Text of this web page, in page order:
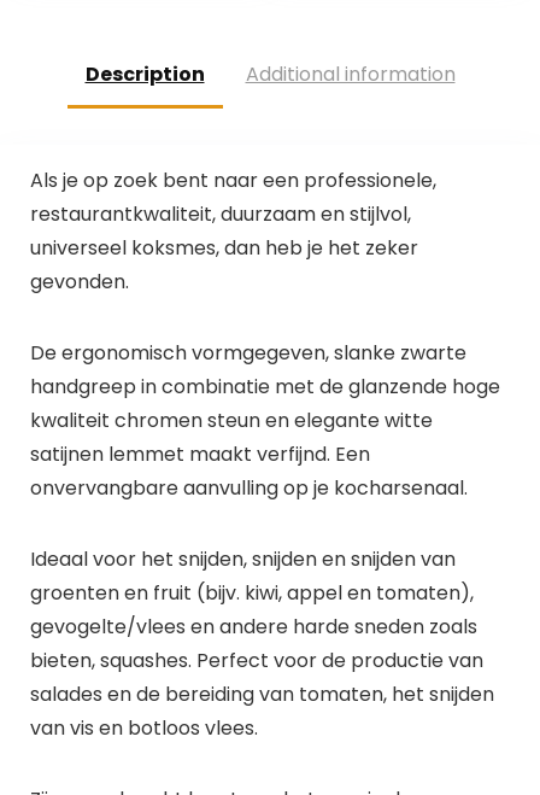
Description Additional information
Als je op zoek bent naar een professionele,
restaurantkwaliteit, duurzaam en stijlvol,
universeel koksmes, dan heb je het zeker
gevonden.
De ergonomisch vormgegeven, slanke zwarte
handgreep in combinatie met de glanzende hoge
kwaliteit chromen steun en elegante witte
satijnen lemmet maakt verfijnd. Een
onvervangbare aanvulling op je kocharsenaal.
Ideaal voor het snijden, snijden en snijden van
groenten en fruit (bijv. kiwi, appel en tomaten),
gevogelte/vlees en andere harde sneden zoals
bieten, squashes. Perfect voor de productie van
salades en de bereiding van tomaten, het snijden
van vis en botloos vlees.